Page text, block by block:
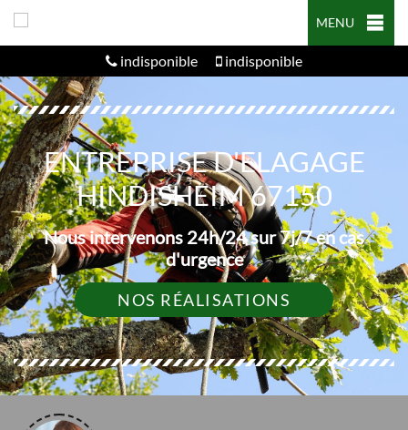
MENU
indisponible indisponible
ENTREPRISE D'ELAGAGE
HINDISHEIM 67150
Nous intervenons 24h/24 sur 7j/7 en cas
d'urgence
NOS RÉALISATIONS